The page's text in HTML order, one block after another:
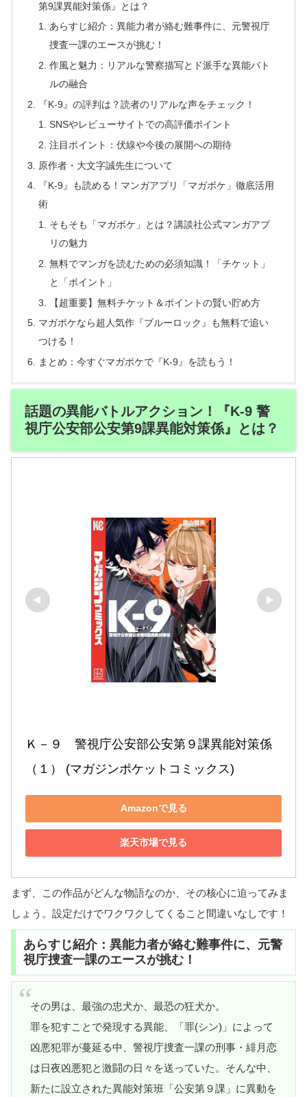
第9課異能対策係』とは？
あらすじ紹介：異能力者が絡む難事件に、元警視庁
捜査一課のエースが挑む！
作風と魅力：リアルな警察描写とド派手な異能バト
ルの融合
『K-9』の評判は？読者のリアルな声をチェック！
SNSやレビューサイトでの高評価ポイント
注目ポイント：伏線や今後の展開への期待
原作者・大文字誠先生について
『K-9』も読める！マンガアプリ「マガポケ」徹底活用
術
そもそも「マガポケ」とは？講談社公式マンガアプ
リの魅力
無料でマンガを読むための必須知識！「チケット」
と「ポイント」
【超重要】無料チケット＆ポイントの賢い貯め方
マガポケなら超人気作『ブルーロック』も無料で追い
つける！
まとめ：今すぐマガポケで『K-9』を読もう！
話題の異能バトルアクション！『K-9 警
視庁公安部公安第9課異能対策係』とは？
Ｋ－９　警視庁公安部公安第９課異能対策係
（１） (マガジンポケットコミックス)
Amazonで見る
楽天市場で見る
まず、この作品がどんな物語なのか、その核心に迫ってみま
しょう。設定だけでワクワクしてくること間違いなしです！
あらすじ紹介：異能力者が絡む難事件に、元警
視庁捜査一課のエースが挑む！
その男は、最強の忠犬か、最恐の狂犬か。
罪を犯すことで発現する異能、「罪(シン)」によって
凶悪犯罪が蔓延る中、警視庁捜査一課の刑事・緋月恋
は日夜凶悪犯と激闘の日々を送っていた。そんな中、
新たに設立された異能対策班「公安第９課」に異動を